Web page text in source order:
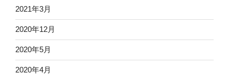
2021年3月
2020年12月
2020年5月
2020年4月